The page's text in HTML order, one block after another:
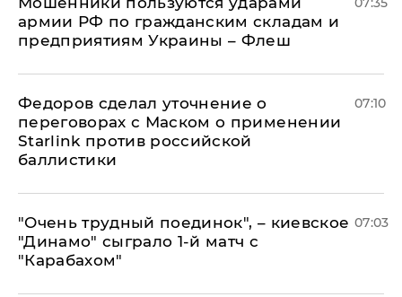
армии РФ по гражданским складам и
предприятиям Украины – Флеш
Федоров сделал уточнение о
переговорах с Маском о применении
Starlink против российской
баллистики
07:10
"Очень трудный поединок", – киевское
"Динамо" сыграло 1-й матч с
"Карабахом"
07:03